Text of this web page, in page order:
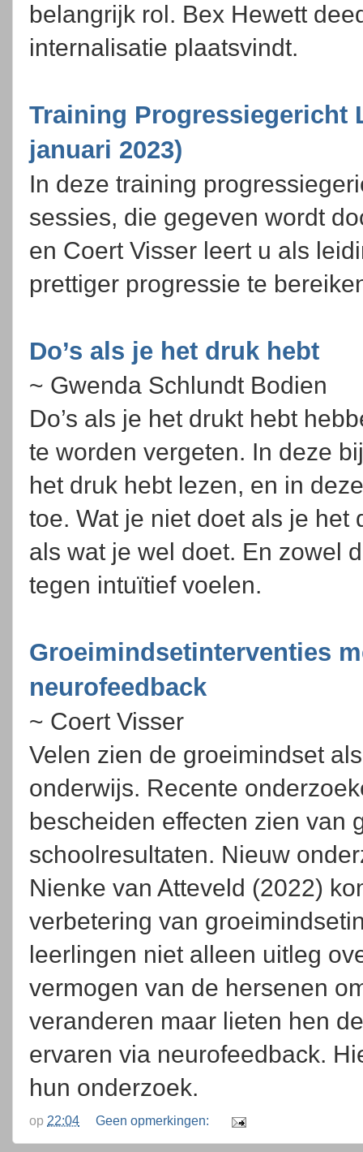
belangrijk rol. Bex Hewett
internalisatie plaatsvindt.
Training Progressiegericht
januari 2023)
In deze training
sessies, die gegeven wordt
en Coert Visser leert u als
prettiger progressie te
Do’s als je het druk hebt
~ Gwenda Schlundt Bodien
Do’s als je het drukt hebt
te worden vergeten. In deze
het druk hebt lezen, en in
toe. Wat je niet doet als je het
als wat je wel doet. En zowel
tegen intuïtief voelen.
Groeimindsetinterventies
neurofeedback
~ Coert Visser
Velen zien de groeimindset
onderwijs. Recente
bescheiden effecten zien van
schoolresultaten. Nieuw
Nienke van Atteveld (2022)
verbetering van
leerlingen niet alleen uitleg
vermogen van de hersenen
veranderen maar lieten hen
ervaren via neurofeedback.
hun onderzoek.
op 22:04 Geen opmerkingen: